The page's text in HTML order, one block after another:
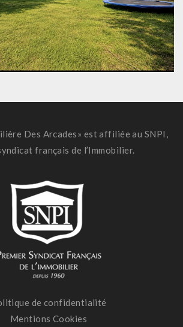
Des Arcades» est affiliée au SNPI,
français de l’Immobilier.
de confidentialité
Mentions Cookies